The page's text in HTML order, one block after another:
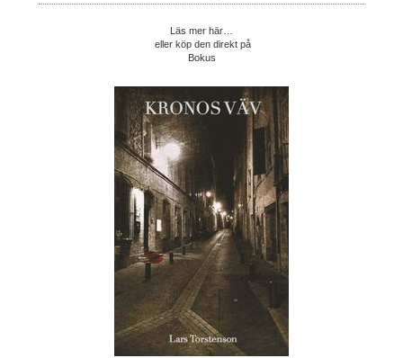
Läs mer här…
eller köp den direkt på
Bokus